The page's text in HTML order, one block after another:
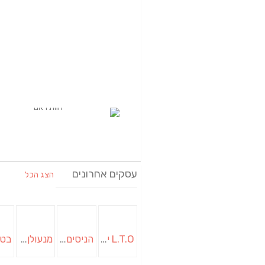
עסקים אחרונים הצג הכל
L.T.O יעוץ משכנתאות וכלכלת משפחה | יועץ משכנתאות באשכול הניסים של השף | מסעדת שף בבית | ארוחות גורמה מנעולן בבאר שבע | מנעולן באופקים | ויטלי המנעולן